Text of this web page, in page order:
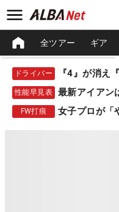
全ツアー ギア
ドライバー
性能早見表 最新アイアン
FW打痕 女子プロが「